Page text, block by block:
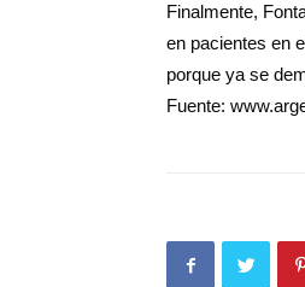
Finalmente,
en pacientes en
porque ya se
Fuente: